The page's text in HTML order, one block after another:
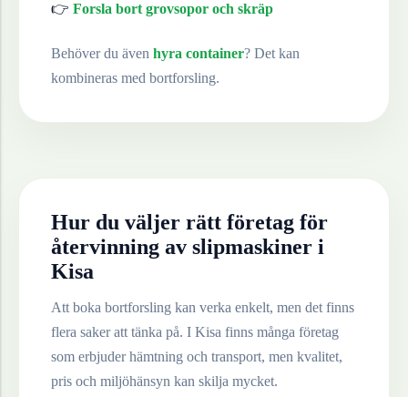
👉 Forsla bort grovsopor och skräp
Behöver du även hyra container? Det kan
kombineras med bortforsling.
Hur du väljer rätt företag för
återvinning av slipmaskiner i
Kisa
Att boka bortforsling kan verka enkelt, men det finns
flera saker att tänka på. I Kisa finns många företag
som erbjuder hämtning och transport, men kvalitet,
pris och miljöhänsyn kan skilja mycket.